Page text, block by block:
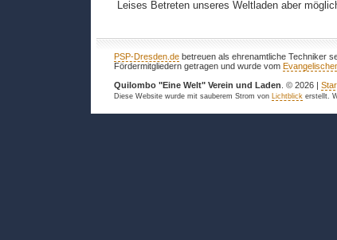
Leises Betreten unseres Weltladen aber
PSP-Dresden.debetreuen als ehrenamtliche Techniker
Fördermitgliedern getragen und wurde vom
Quilombo "Eine Welt" Verein und Laden . © 2026 |
Diese Website wurde mit sauberem Strom von Lichtblickerstellt.